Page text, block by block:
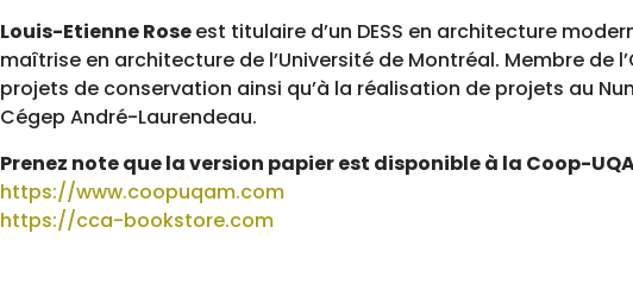
Louis-Etienne Roseest titulaire d’un DESS en architecture
maîtrise en architecture de l’Université de Montréal. Membre de
projets de conservation ainsi qu’à la réalisation de projets au
Cégep André-Laurendeau.
Prenez note que la version papier est disponible à la Coop-
https://www.coopuqam.com
https://cca-bookstore.com